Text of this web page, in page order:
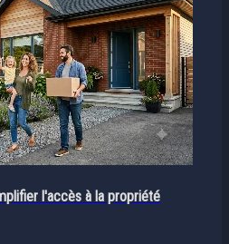
l'accès à la propriété